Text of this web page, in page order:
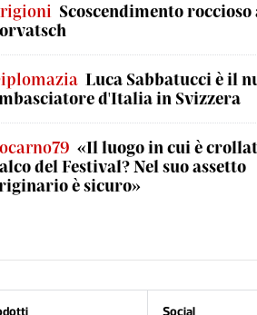
Scoscendimento roccioso
Luca Sabbatucci è il
d'Italia in Svizzera
«Il luogo in cui è
del Festival? Nel suo assetto
è sicuro»
Social